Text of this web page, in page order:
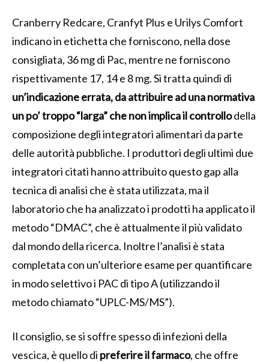
Cranberry Redcare, Cranfyt Plus e Urilys Comfort
indicano in etichetta che forniscono, nella dose
consigliata, 36 mg di Pac, mentre ne forniscono
rispettivamente 17, 14 e 8 mg. Si tratta quindi di
un’indicazione errata, da attribuire ad una normativa
un po’ troppo “larga” che non implica il controllodella
composizione degli integratori alimentari da parte
delle autorità pubbliche. I produttori degli ultimi due
integratori citati hanno attribuito questo gap alla
tecnica di analisi che è stata utilizzata, ma il
laboratorio che ha analizzato i prodotti ha applicato il
metodo “DMAC”, che è attualmente il più validato
dal mondo della ricerca. Inoltre l’analisi è stata
completata con un’ulteriore esame per quantificare
in modo selettivo i PAC di tipo A (utilizzando il
metodo chiamato “UPLC-MS/MS”).
Il consiglio, se si soffre spesso di infezioni della
vescica, è quello di preferire il farmaco, che offre